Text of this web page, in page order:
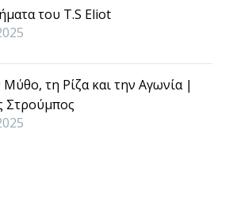
του T.S Eliot
Μύθο, τη Ρίζα και την Αγωνία |
Στρούμπος